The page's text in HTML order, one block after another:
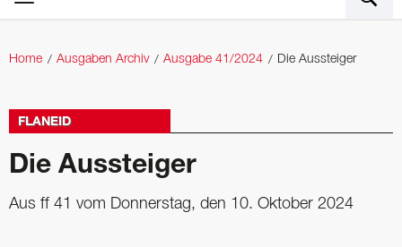
Home Ausgaben Archiv Ausgabe 41/2024 Die Aussteiger
FLANEID
Die Aussteiger
Aus ff 41 vom Donnerstag, den 10. Oktober 2024